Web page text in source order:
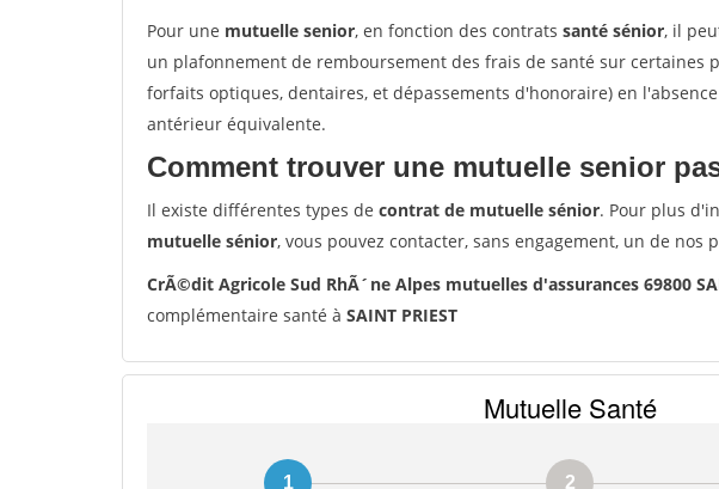
Pour une mutuelle senior, en fonction des contrats santé sénior, il
un plafonnement de remboursement des frais de santé sur certaines
forfaits optiques, dentaires, et dépassements d'honoraire) en
antérieur équivalente.
Comment trouver une mutuelle senior
Il existe différentes types de contrat de mutuelle sénior. Pour plus
mutuelle sénior, vous pouvez contacter, sans engagement, un de nos
CrÃ©dit Agricole Sud RhÃ´ne Alpes mutuelles d'assurances 69800
complémentaire santé à SAINT PRIEST